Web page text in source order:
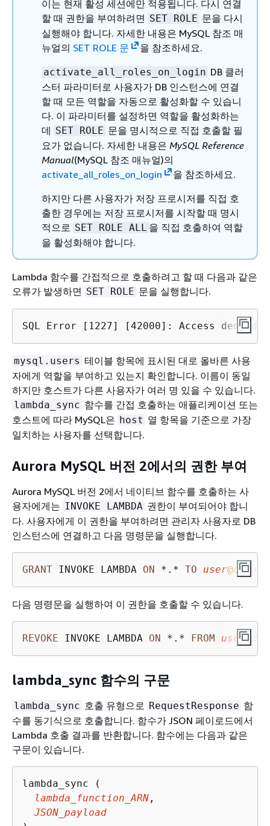
이는 현재 활성 세션에만 적용됩니다. 다시 연결
할 때 권한을 부여하려면 SET ROLE 문을 다시
실행해야 합니다. 자세한 내용은 MySQL 참조 매
뉴얼의 SET ROLE 문 을 참조하세요.
activate_all_roles_on_login DB 클러
스터 파라미터로 사용자가 DB 인스턴스에 연결
할 때 모든 역할을 자동으로 활성화할 수 있습니
다. 이 파라미터를 설정하면 역할을 활성화하는
데 SET ROLE 문을 명시적으로 직접 호출할 필
요가 없습니다. 자세한 내용은 MySQL Reference
Manual(MySQL 참조 매뉴얼)의
activate_all_roles_on_login
을 참조하세요.
하지만 다른 사용자가 저장 프로시저를 직접 호
출한 경우에는 저장 프로시저를 시작할 때 명시
적으로 SET ROLE ALL 을 직접 호출하여 역할
을 활성화해야 합니다.
Lambda 함수를 간접적으로 호출하려고 할 때 다음과 같은
오류가 발생하면 SET ROLE 문을 실행합니다.
SQL Error [1227] [42000]: Access
mysql.users 테이블 항목에 표시된 대로 올바른 사용
자에게 역할을 부여하고 있는지 확인합니다. 이름이 동일
하지만 호스트가 다른 사용자가 여러 명 있을 수 있습니다.
lambda_sync 함수를 간접 호출하는 애플리케이션 또는
호스트에 따라 MySQL은 host 열 항목을 기준으로 가장
일치하는 사용자를 선택합니다.
Aurora MySQL 버전 2에서의 권한 부여
Aurora MySQL 버전 2에서 네이티브 함수를 호출하는 사
용자에게는 INVOKE LAMBDA 권한이 부여되어야 합니
다. 사용자에게 이 권한을 부여하려면 관리자 사용자로 DB
인스턴스에 연결하고 다음 명령문을 실행합니다.
GRANT INVOKE LAMBDA ON * . * TO user@domain
다음 명령문을 실행하여 이 권한을 호출할 수 있습니다.
REVOKE INVOKE LAMBDA ON * . * FROM user@
lambda_sync 함수의 구문
lambda_sync 호출 유형으로 RequestResponse 함
수를 동기식으로 호출합니다. 함수가 JSON 페이로드에서
Lambda 호출 결과를 반환합니다. 함수에는 다음과 같은
구문이 있습니다.
lambda_sync (
lambda_function_ARN ,
JSON_payload